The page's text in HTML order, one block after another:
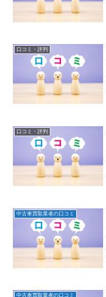
口コミ・評判
口コミ・評判
中古車買取業者の口コミ
中古車買取業者の口コミ